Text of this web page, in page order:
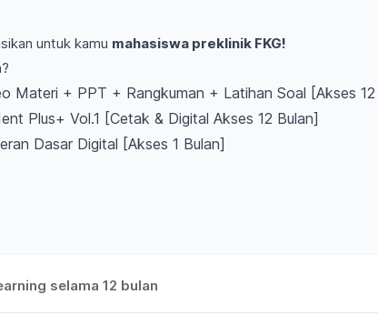
untuk kamu mahasiswa preklinik FKG!
Materi + PPT + Rangkuman + Latihan Soal [Akses 12
Plus+ Vol.1 [Cetak & Digital Akses 12 Bulan]
Dasar Digital [Akses 1 Bulan]
selama 12 bulan